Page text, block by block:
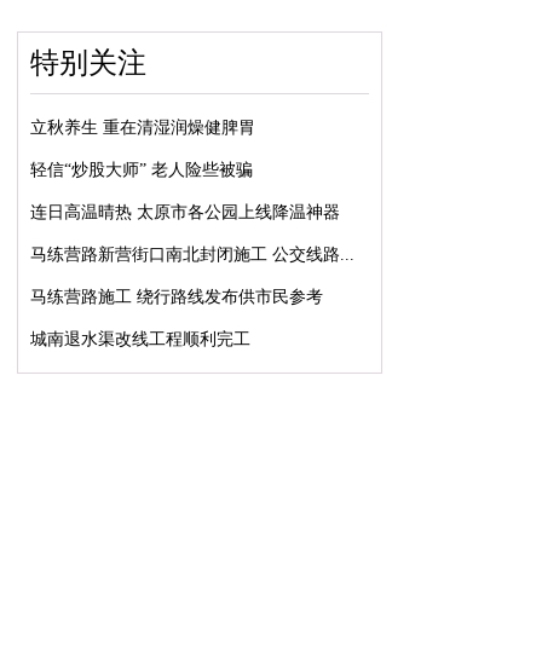
特别关注
立秋养生 重在清湿润燥健脾胃
轻信“炒股大师” 老人险些被骗
连日高温晴热 太原市各公园上线降温神器
马练营路新营街口南北封闭施工 公交线路...
马练营路施工 绕行路线发布供市民参考
城南退水渠改线工程顺利完工